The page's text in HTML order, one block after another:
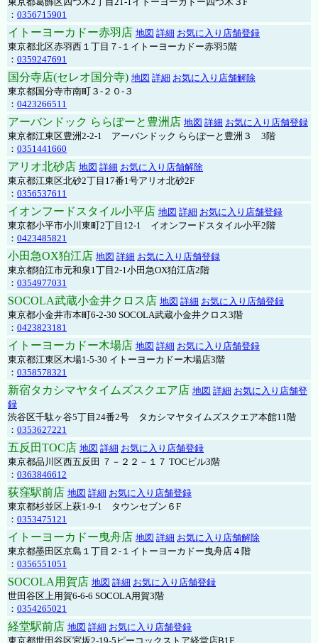
： 0356715901
イトーヨーカドー赤羽店 地図 詳細 お気に入り店舗登録
東京都北区赤羽西１丁目７-１イトーヨーカドー赤羽5階
： 0359247691
国分寺店(セレオ国分寺) 地図 詳細 お気に入り店舗解除
東京都国分寺市南町３-２０-３
： 0423266511
アーバンドック ららぽーと豊洲店 地図 詳細 お気に入り店舗登録
東京都江東区豊洲2-2-1 アーバンドック ららぽーと豊洲３ 3階
： 0351441660
アリオ北砂店 地図 詳細 お気に入り店舗解除
東京都江東区北砂2丁目17番1号アリオ北砂2F
： 0356537611
イオンフードスタイル小平店 地図 詳細 お気に入り店舗登録
東京都小平市小川東町2丁目12-1 イオンフードスタイル小平2階
： 0423485821
小田急OX狛江店 地図 詳細 お気に入り店舗登録
東京都狛江市元和泉1丁目2-1小田急OX狛江店2階
： 0354977031
SOCOLA武蔵小金井クロス店 地図 詳細 お気に入り店舗登録
東京都小金井市本町6-2-30 SOCOLA武蔵小金井クロス3階
： 0423823181
イトーヨーカドー木場店 地図 詳細 お気に入り店舗登録
東京都江東区木場1-5-30 イトーヨーカドー木場店3階
： 0358578321
新宿タカシマヤタイムズスクエア店 地図 詳細 お気に入り店舗登
録
渋谷区千駄ヶ谷5丁目24番2号 タカシマヤタイムズスクエア本館11階
： 0353627221
五反田TOC店 地図 詳細 お気に入り店舗登録
東京都品川区西五反田 ７－２２－１７ TOCビル3階
： 0363846612
荻窪駅前店 地図 詳細 お気に入り店舗登録
東京都杉並区上萩1-9-1 タウンセブン６F
： 0353475121
イトーヨーカドー曳舟店 地図 詳細 お気に入り店舗解除
東京都墨田区京島１丁目２-１イトーヨーカドー曳舟店４階
： 0356551051
SOCOLA用賀店 地図 詳細 お気に入り店舗登録
世田谷区上用賀6-6-6 SOCOLA用賀3階
： 0354265021
経堂駅前店 地図 詳細 お気に入り店舗登録
東京都世田谷区宮坂2-19-5ピーコックストア経堂店B1F